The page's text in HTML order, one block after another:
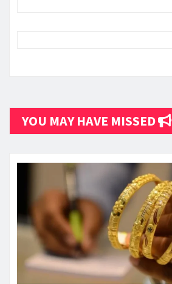
YOU MAY HAVE MISSED